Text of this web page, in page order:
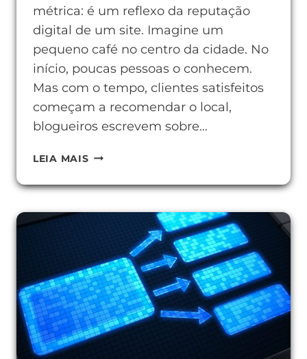
métrica: é um reflexo da reputação
digital de um site. Imagine um
pequeno café no centro da cidade. No
início, poucas pessoas o conhecem.
Mas com o tempo, clientes satisfeitos
começam a recomendar o local,
blogueiros escrevem sobre…
LEIA MAISCOMO
AUTORIDADE
DOMÍNIO